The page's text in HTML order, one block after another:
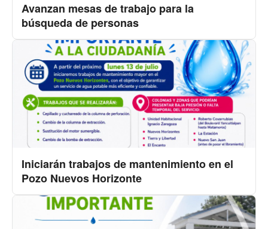
Avanzan mesas de trabajo para la
búsqueda de personas
Iniciarán trabajos de mantenimiento en el
Pozo Nuevos Horizonte